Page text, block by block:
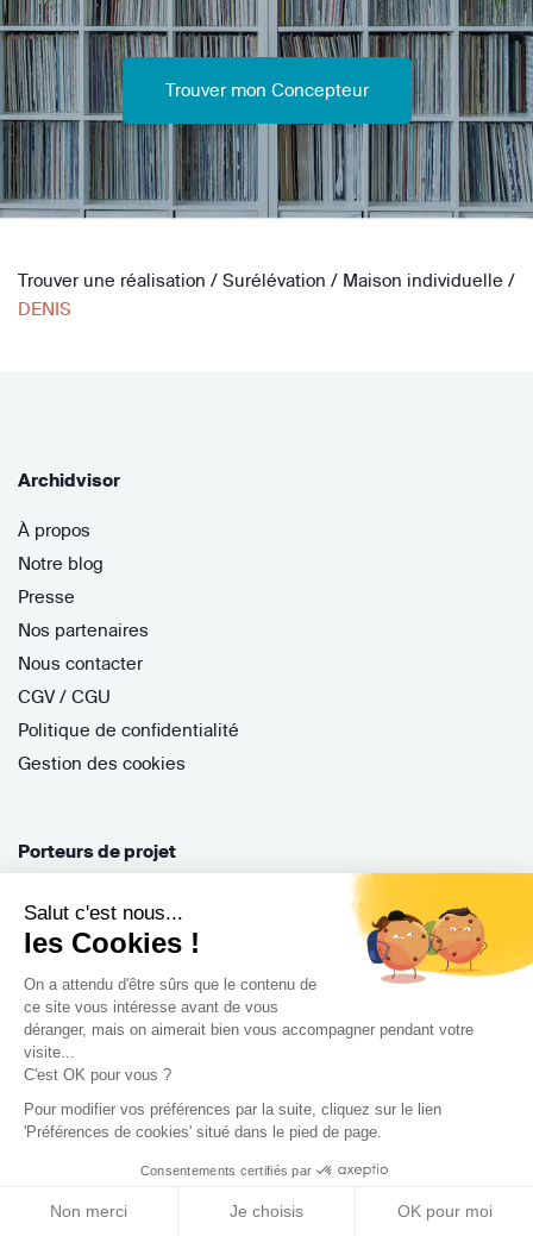
Salut c'est nous...
les Cookies !
On a attendu d'être sûrs que le contenu de
ce site vous intéresse avant de vous
déranger, mais on aimerait bien vous accompagner pendant votre
visite...
C'est OK pour vous ?
Pour modifier vos préférences par la suite, cliquez sur le lien
'Préférences de cookies' situé dans le pied de page.
Consentements certifiés par
Non merci Je choisis OK pour moi
Trouver mon Concepteur
Trouver une réalisation / Surélévation / Maison individuelle /
DENIS
Archidvisor
À propos
Notre blog
Presse
Nos partenaires
Nous contacter
CGV / CGU
Politique de confidentialité
Gestion des cookies
Porteurs de projet
Comment ça marche ?
Questions fréquentes
Contractant Général
S'inscrire
Nos architectes
Nos guides
Nos réalisations